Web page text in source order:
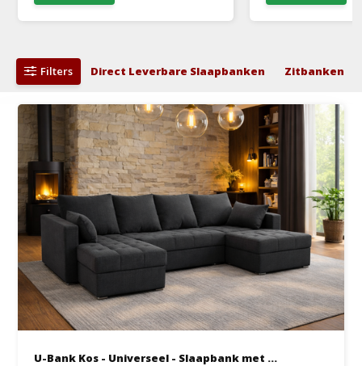
Filters Direct Leverbare Slaapbanken Zitbanken
U-Bank Kos - Universeel - Slaapbank met ...